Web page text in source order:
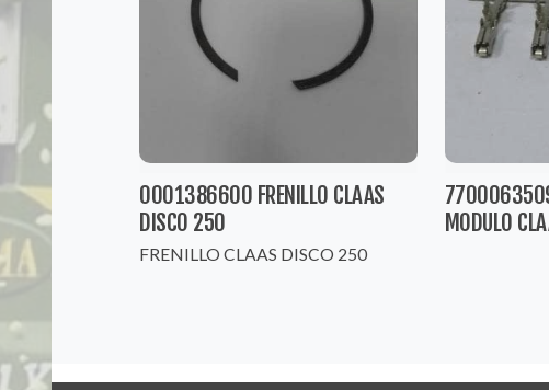
0001386600 FRENILLO CLAAS
DISCO 250
FRENILLO CLAAS DISCO 250
7700063509
MODULO